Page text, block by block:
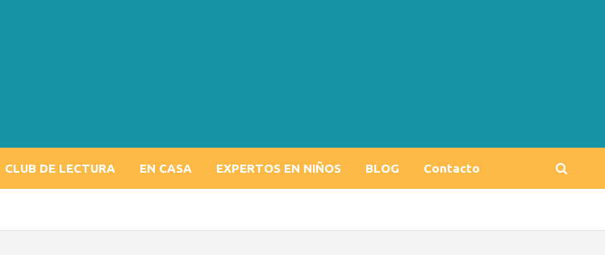
CLUB DE LECTURA EN CASA EXPERTOS EN NIÑOS BLOG Contacto